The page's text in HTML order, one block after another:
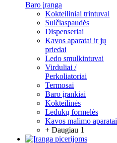
Baro įranga
Kokteiliniai trintuvai
Sulčiaspaudės
Dispenseriai
Kavos aparatai ir jų
priedai
Ledo smulkintuvai
Virduliai /
Perkoliatoriai
Termosai
Baro įrankiai
Kokteilinės
Ledukų formelės
Kavos malimo aparatai
+ Daugiau 1